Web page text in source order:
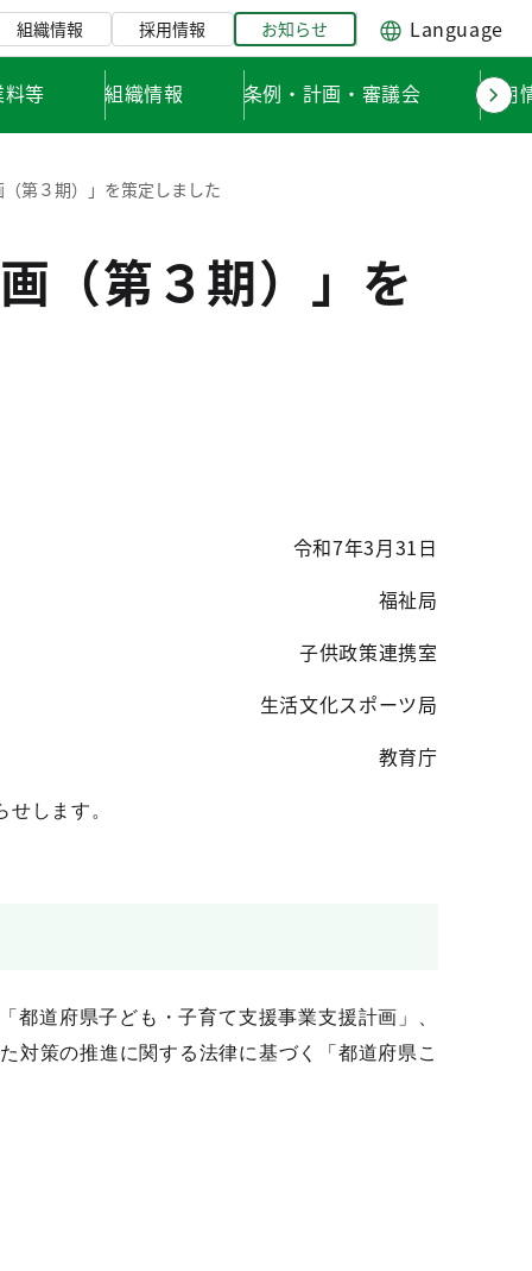
組織情報 採用情報 お知らせ Language
等 組織情報 条例・計画・審議会 採用
第３期）」を策定しました
（第３期）」を
令和7年3月31日
福祉局
子供政策連携室
生活文化スポーツ局
教育庁
します。
道府県子ども・子育て支援事業支援計画」、
対策の推進に関する法律に基づく「都道府県こ